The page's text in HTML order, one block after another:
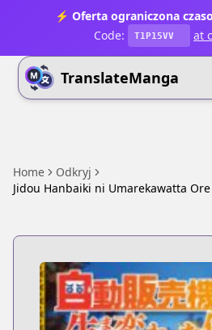
⚡ Oferta ograniczona
Code:
T1P15VV at
TranslateManga
Home
Odkryj
Jidou Hanbaiki ni Umarekawatta